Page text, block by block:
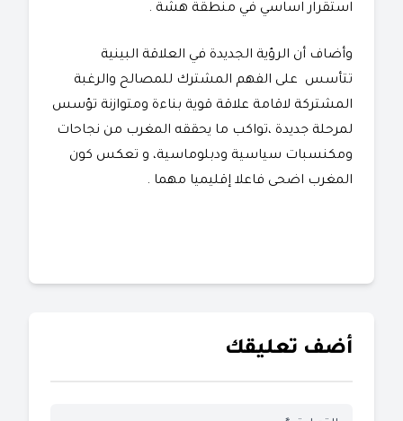
استقرار اساسي في منطقة هشة .
وأضاف أن الرؤية الجديدة في العلاقة البينية
تتأسس على الفهم المشترك للمصالح والرغبة
المشتركة لاقامة علاقة قوية بناءة ومتوازنة تؤسس
لمرحلة جديدة ،تواكب ما يحققه المغرب من نجاحات
ومكنسبات سياسية ودبلوماسية، و تعكس كون
المغرب اضحى فاعلا إقليميا مهما .
أضف تعليقك